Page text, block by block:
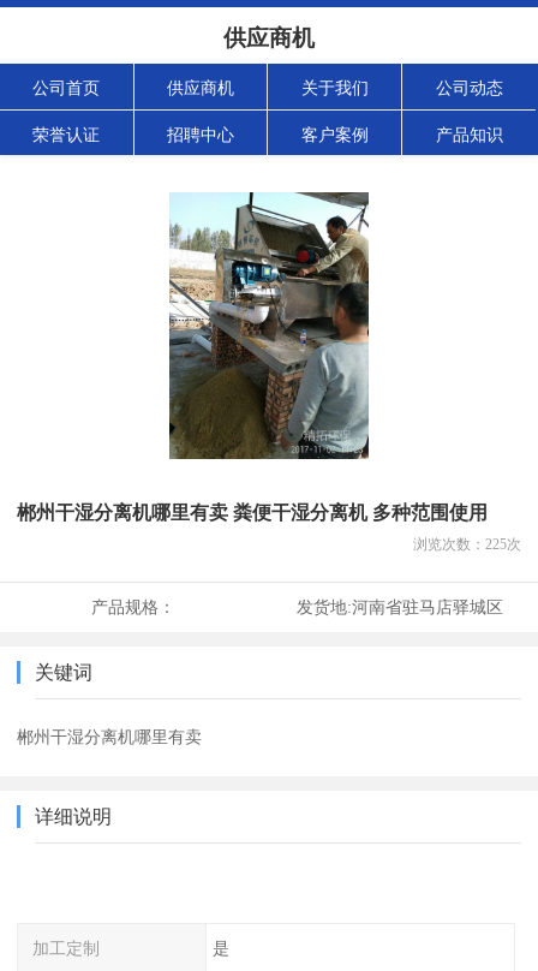
供应商机
公司首页 供应商机 关于我们 公司动态
荣誉认证 招聘中心 客户案例 产品知识
郴州干湿分离机哪里有卖 粪便干湿分离机 多种范围使用
浏览次数： 225次
产品规格： 发货地:河南省驻马店驿城区
关键词
郴州干湿分离机哪里有卖
详细说明
加工定制 是